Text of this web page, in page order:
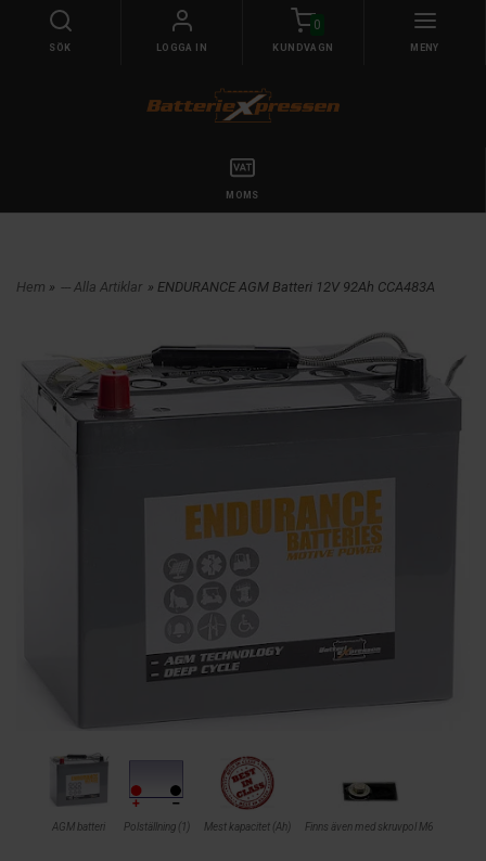
SÖK LOGGA IN
0
KUNDVAGN MENY
MOMS
Hem » --- Alla Artiklar » ENDURANCE AGM Batteri 12V 92Ah CCA483A
AGM batteri Polställning (1) Mest kapacitet (Ah) Finns även med skruvpol M6